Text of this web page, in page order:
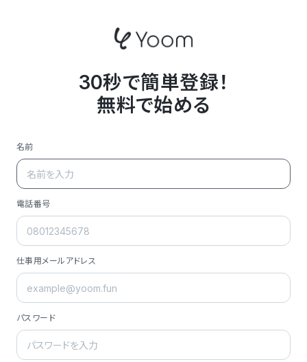
30秒で簡単登録！
無料で始める
名前
電話番号
仕事用メールアドレス
パスワード